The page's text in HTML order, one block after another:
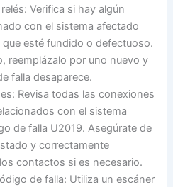
Verifica si hay algún
con el sistema afectado
esté fundido o defectuoso.
reemplázalo por uno nuevo y
falla desaparece.
Revisa todas las conexiones
con el sistema
de falla U2019. Asegúrate de
y correctamente
contactos si es necesario.
de falla: Utiliza un escáner